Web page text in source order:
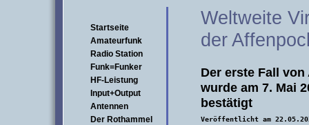
Startseite
Amateurfunk
Radio Station
Funk=Funker
HF-Leistung
Input+Output
Antennen
Der Rothammel
Weltweite
der
Der erste Fall
wurde am 7. Mai
bestätigt
Veröffentlicht am